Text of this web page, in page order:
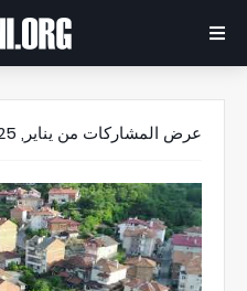
عرض المشاركات من يناير, 2025